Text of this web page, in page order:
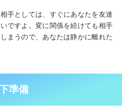
手としては、すぐにあなたを友達
ですよ。変に関係を続けても相手
まうので、あなたは静かに離れた
準備